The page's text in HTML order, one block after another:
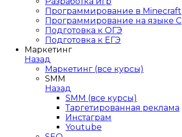
Программирование в Minecraft
Программирование на языке C
Подготовка к ОГЭ
Подготовка к ЕГЭ
Маркетинг
Назад
Маркетинг (все курсы)
SMM
Назад
SMM (все курсы)
Таргетированная реклама
Инстаграм
Youtube